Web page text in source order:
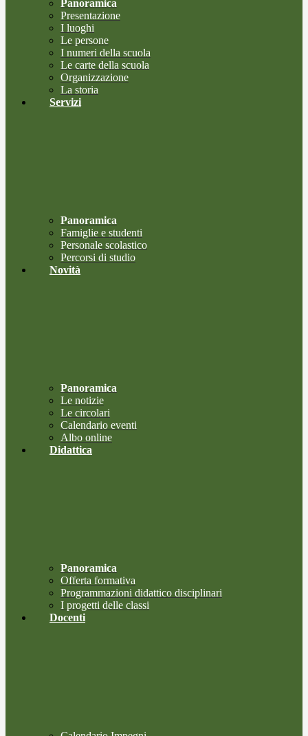
Panoramica
Presentazione
I luoghi
Le persone
I numeri della scuola
Le carte della scuola
Organizzazione
La storia
Servizi
Panoramica
Famiglie e studenti
Personale scolastico
Percorsi di studio
Novità
Panoramica
Le notizie
Le circolari
Calendario eventi
Albo online
Didattica
Panoramica
Offerta formativa
Programmazioni didattico disciplinari
I progetti delle classi
Docenti